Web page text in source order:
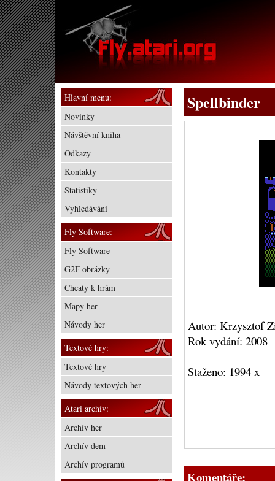
Spellbinder
Autor: Krzysztof
Rok vydání: 2008
Staženo: 1994 x
Komentáře:
Hlavní menu:
Novinky
Návštěvní kniha
Odkazy
Kontakty
Statistiky
Vyhledávání
Fly Software:
Fly Software
G2F obrázky
Cheaty k hrám
Mapy her
Návody her
Textové hry:
Textové hry
Návody textových her
Atari archív:
Archív her
Archív dem
Archív programů